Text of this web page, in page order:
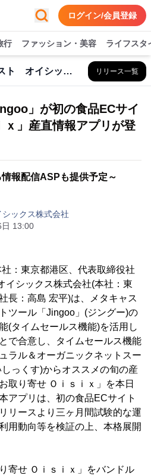
ログイン/会員登録
行 ファッション・美容 ライフスタ
株式会社メタキャスト オイシックス株式会社 リリース一覧
」が初の食品ECサイ
ｘ」産直情報アプリが登
報配信ASPも提供予定～
ックス株式会社
13:00
：東京都港区、代表取締役社
イシックス株式会社(本社：東
長：高島 宏平)は、メタキャス
ツール「Jingoo」(ジングー)の
(タイムセールス機能)を活用し
で合意し、タイムセールス機能
ラル＆オーガニックネットスー
っくす)からオススメの旬の産
取り寄せ Ｏｉｓｉｘ」を本日
アプリは、初の食品ECサイト
リースより三ヶ月間試験的な運
用動向等を検証の上、本格展開
寄せ Ｏｉｓｉｘ」をバンドル